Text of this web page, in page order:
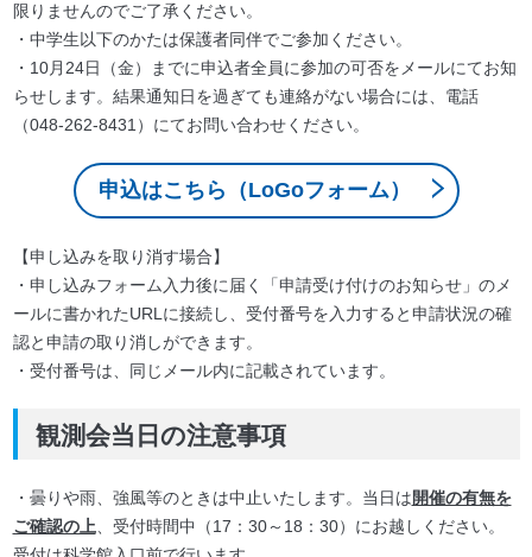
限りませんのでご了承ください。
・中学生以下のかたは保護者同伴でご参加ください。
・10月24日（金）までに申込者全員に参加の可否をメールにてお知
らせします。結果通知日を過ぎても連絡がない場合には、電話
（048-262-8431）にてお問い合わせください。
申込はこちら（LoGoフォーム）
【申し込みを取り消す場合】
・申し込みフォーム入力後に届く「申請受け付けのお知らせ」のメ
ールに書かれたURLに接続し、受付番号を入力すると申請状況の確
認と申請の取り消しができます。
・受付番号は、同じメール内に記載されています。
観測会当日の注意事項
・曇りや雨、強風等のときは中止いたします。当日は開催の有無を
ご確認の上 、受付時間中（17：30～18：30）にお越しください。